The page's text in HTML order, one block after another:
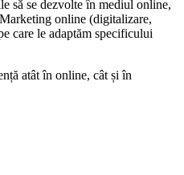
să se dezvolte în mediul online,
online (digitalizare,
care le adaptăm specificului
atât în online, cât și în